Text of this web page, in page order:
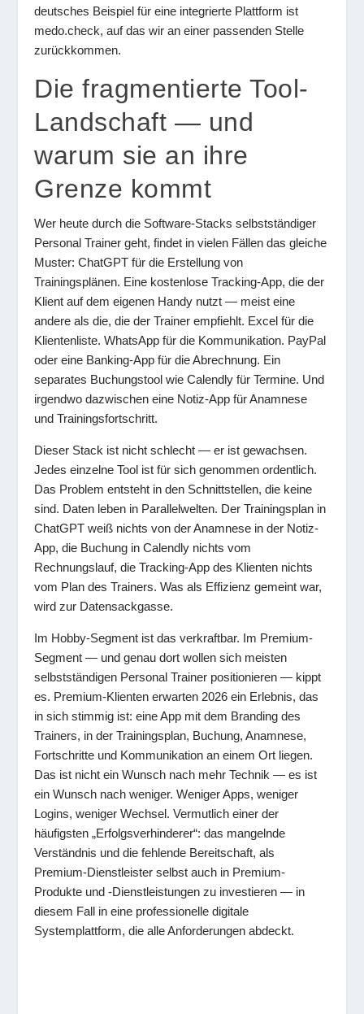
deutsches Beispiel für eine integrierte Plattform ist
medo.check, auf das wir an einer passenden Stelle
zurückkommen.
Die fragmentierte Tool-
Landschaft — und
warum sie an ihre
Grenze kommt
Wer heute durch die Software-Stacks selbstständiger
Personal Trainer geht, findet in vielen Fällen das gleiche
Muster: ChatGPT für die Erstellung von
Trainingsplänen. Eine kostenlose Tracking-App, die der
Klient auf dem eigenen Handy nutzt — meist eine
andere als die, die der Trainer empfiehlt. Excel für die
Klientenliste. WhatsApp für die Kommunikation. PayPal
oder eine Banking-App für die Abrechnung. Ein
separates Buchungstool wie Calendly für Termine. Und
irgendwo dazwischen eine Notiz-App für Anamnese
und Trainingsfortschritt.
Dieser Stack ist nicht schlecht — er ist gewachsen.
Jedes einzelne Tool ist für sich genommen ordentlich.
Das Problem entsteht in den Schnittstellen, die keine
sind. Daten leben in Parallelwelten. Der Trainingsplan in
ChatGPT weiß nichts von der Anamnese in der Notiz-
App, die Buchung in Calendly nichts vom
Rechnungslauf, die Tracking-App des Klienten nichts
vom Plan des Trainers. Was als Effizienz gemeint war,
wird zur Datensackgasse.
Im Hobby-Segment ist das verkraftbar. Im Premium-
Segment — und genau dort wollen sich meisten
selbstständigen Personal Trainer positionieren — kippt
es. Premium-Klienten erwarten 2026 ein Erlebnis, das
in sich stimmig ist: eine App mit dem Branding des
Trainers, in der Trainingsplan, Buchung, Anamnese,
Fortschritte und Kommunikation an einem Ort liegen.
Das ist nicht ein Wunsch nach mehr Technik — es ist
ein Wunsch nach weniger. Weniger Apps, weniger
Logins, weniger Wechsel. Vermutlich einer der
häufigsten „Erfolgsverhinderer“: das mangelnde
Verständnis und die fehlende Bereitschaft, als
Premium-Dienstleister selbst auch in Premium-
Produkte und -Dienstleistungen zu investieren — in
diesem Fall in eine professionelle digitale
Systemplattform, die alle Anforderungen abdeckt.